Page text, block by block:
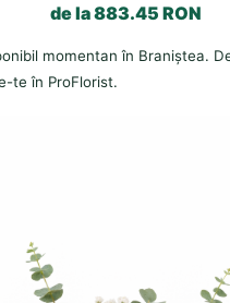
de la 883.45 RON
momentan în Braniștea.
te în ProFlorist.